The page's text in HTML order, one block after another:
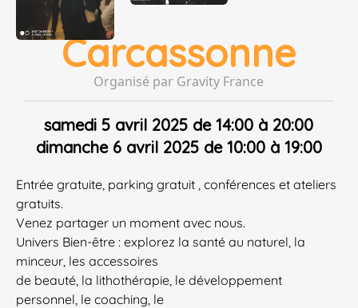
Carcassonne
Organisé par Gravity France
samedi 5 avril 2025 de 14:00 à 20:00
dimanche 6 avril 2025 de 10:00 à 19:00
​Entrée gratuite, parking gratuit , conférences et ateliers
gratuits.
Venez partager un moment avec nous.
Univers Bien-être : explorez la santé au naturel, la
minceur, les accessoires
de beauté, la lithothérapie, le développement
personnel, le coaching, le